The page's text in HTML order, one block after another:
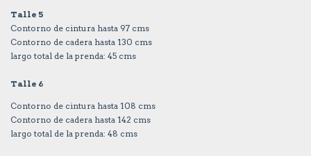
Talle 5
Contorno de cintura hasta 97 cms
Contorno de cadera hasta 130 cms
largo total de la prenda: 45 cms
Talle 6
Contorno de cintura hasta 108 cms
Contorno de cadera hasta 142 cms
largo total de la prenda: 48 cms